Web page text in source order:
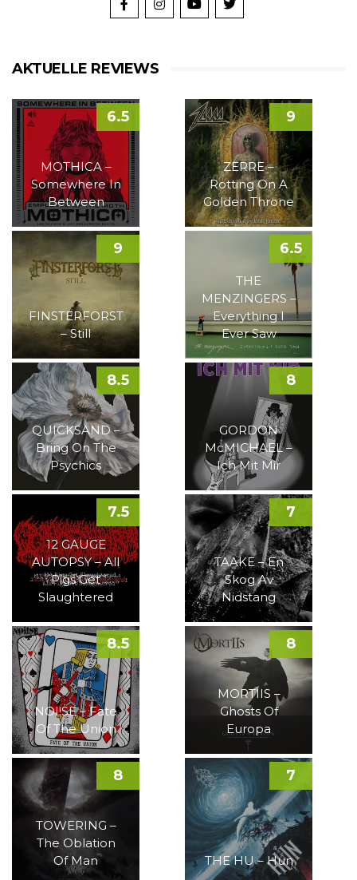
AKTUELLE REVIEWS
MOTHICA –
Somewhere In
Between
6.5
ZERRE –
Rotting On A
Golden Throne
9
FINSTERFORST
– Still
9
THE
MENZINGERS –
Everything I
Ever Saw
6.5
QUICKSAND –
Bring On The
Psychics
8.5
GORDON
McMICHAEL –
Ich Mit Mir
8
12 GAUGE
AUTOPSY – All
Pigs Get
Slaughtered
7.5
TAAKE – En
Skog Av
Nidstang
7
NOI!SE – Fate
Of The Union
8.5
MORTIIS –
Ghosts Of
Europa
8
TOWERING –
The Oblation
Of Man
8
THE HU – Hun
7